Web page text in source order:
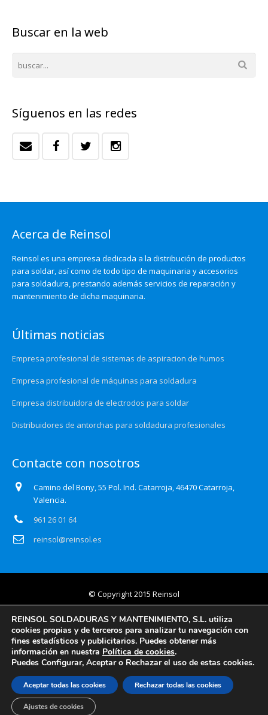
Buscar en la web
Síguenos en las redes
Acerca de Reinsol
Reinsol es una empresa dedicada a la distribución de productos
para soldar, así como de todo tipo de maquinaria y accesorios
para soldadura, prestando además servicios de reparación y
mantenimiento de dicha maquinaria.
Últimas noticias
Empresa profesional de sistemas de aspiracion de humos
Empresa profesional de máquinas para soldadura
Empresa distribuidora de electrodos para soldar
Distribuidores de antorchas para soldadura profesionales
Contacte con nosotros
Camino del Bony, 55 Pol. Ind. Catarroja, 46470 Catarroja,
Valencia.
961 26 01 64
reinsol@reinsol.es
© Copyright 2015 Reinsol
Aviso legal
Política de privacidad
Certificado Auditoría Web
Información básica y detallada en protección de datos
REINSOL SOLDADURAS Y MANTENIMIENTO, S.L. utiliza
cookies propias y de terceros para analizar tu navegación con
fines estadísticos y publicitarios. Puedes obtener más
información en nuestra Política de cookies.
Puedes Configurar, Aceptar o Rechazar el uso de estas cookies.
Aceptar todas las cookies Rechazar todas las cookies
Ajustes de cookies